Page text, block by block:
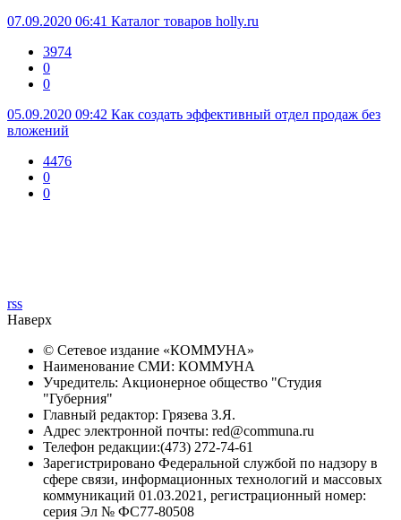
07.09.2020 06:41 Каталог товаров holly.ru
3974
0
0
05.09.2020 09:42 Как создать эффективный отдел продаж без
вложений
4476
0
0
rss
Наверх
© Сетевое издание «КОММУНА»
Наименование СМИ: КОММУНА
Учредитель: Акционерное общество "Студия
"Губерния"
Главный редактор: Грязева З.Я.
Адрес электронной почты: red@communa.ru
Телефон редакции:(473) 272-74-61
Зарегистрировано Федеральной службой по надзору в
сфере связи, информационных технологий и массовых
коммуникаций 01.03.2021, регистрационный номер:
серия Эл № ФС77-80508